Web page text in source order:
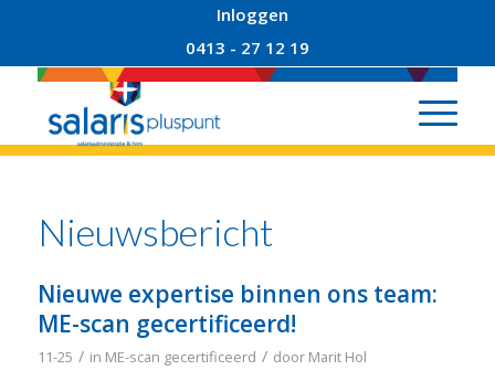
Inloggen
0413 - 27 12 19
Nieuwsbericht
Nieuwe expertise binnen ons team:
ME-scan gecertificeerd!
11-25 / in ME-scan gecertificeerd / door Marit Hol